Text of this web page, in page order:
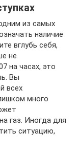
из самых
наличие
вглубь себя,
не
на часах, это
Вы
всех
много
газ. Иногда для
ситуацию,